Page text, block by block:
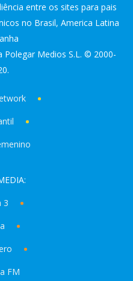
entre os sites para pais
no Brasil, America Latina
Medios S.L. © 2000-
3
FM